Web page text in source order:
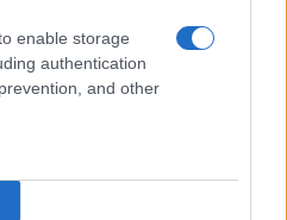
enable storage
authentication
and other